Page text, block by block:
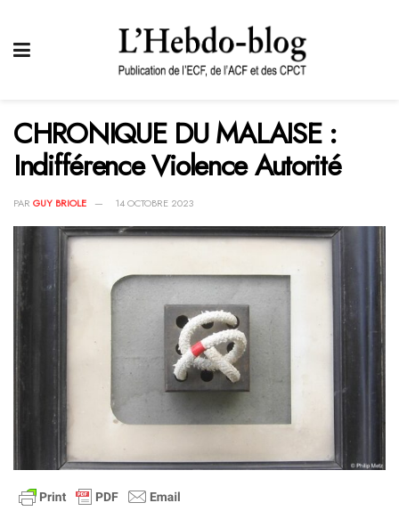
CHRONIQUE DU MALAISE :
Indifférence Violence Autorité
PAR GUY BRIOLE 14 OCTOBRE 2023